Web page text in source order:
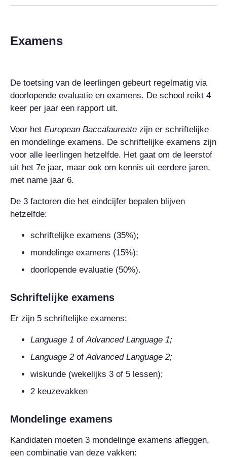
Examens
De toetsing van de leerlingen gebeurt regelmatig via
doorlopende evaluatie en examens. De school reikt 4
keer per jaar een rapport uit.
Voor het European Baccalaureate zijn er schriftelijke
en mondelinge examens. De schriftelijke examens zijn
voor alle leerlingen hetzelfde. Het gaat om de leerstof
uit het 7e jaar, maar ook om kennis uit eerdere jaren,
met name jaar 6.
De 3 factoren die het eindcijfer bepalen blijven
hetzelfde:
schriftelijke examens (35%);
mondelinge examens (15%);
doorlopende evaluatie (50%).
Schriftelijke examens
Er zijn 5 schriftelijke examens:
Language 1 ofAdvanced Language 1;
Language 2of Advanced Language 2;
wiskunde (wekelijks 3 of 5 lessen);
2 keuzevakken
Mondelinge examens
Kandidaten moeten 3 mondelinge examens afleggen,
een combinatie van deze vakken: